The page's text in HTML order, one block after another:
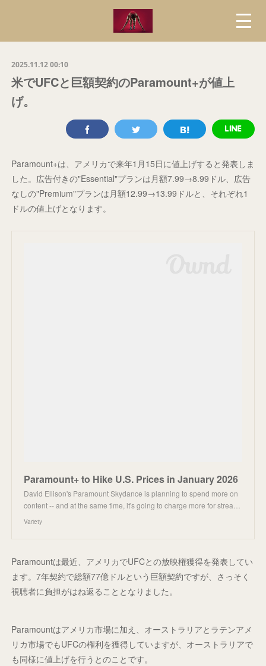
2025.11.12 00:10
米でUFCと巨額契約のParamount+が値上
げ。
Paramount+は、アメリカで来年1月15日に値上げすると発表しま
した。広告付きの"Essential"プランは月額7.99→8.99ドル、広告
なしの"Premium"プランは月額12.99→13.99ドルと、それぞれ1
ドルの値上げとなります。
Paramount+ to Hike U.S. Prices in January 2026
David Ellison's Paramount Skydance is planning to spend more on
content -- and at the same time, it's going to charge more for strea…
Variety
Paramountは最近、アメリカでUFCとの放映権獲得を発表してい
ます。7年契約で総額77億ドルという巨額契約ですが、さっそく
視聴者に負担がはね返ることとなりました。
Paramountはアメリカ市場に加え、オーストラリアとラテンアメ
リカ市場でもUFCの権利を獲得していますが、オーストラリアで
も同様に値上げを行うとのことです。